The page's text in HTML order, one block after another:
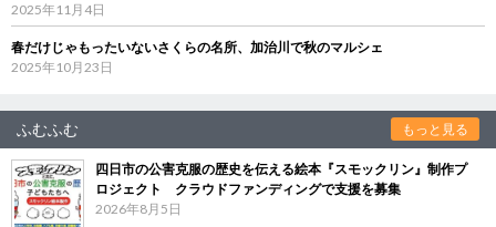
2025年11月4日
春だけじゃもったいないさくらの名所、加治川で秋のマルシェ
2025年10月23日
ふむふむ もっと見る
四日市の公害克服の歴史を伝える絵本『スモックリン』制作プ
ロジェクト クラウドファンディングで支援を募集
2026年8月5日